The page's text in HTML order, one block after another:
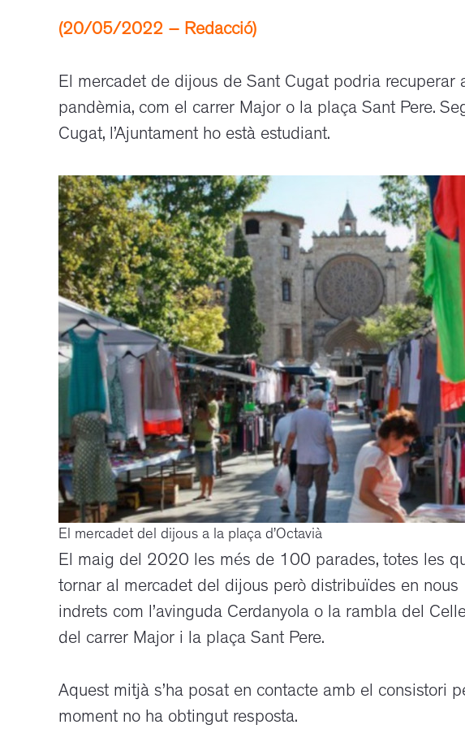
(20/05/2022 – Redacció)
El mercadet de dijous de Sant Cugat podria recuperar
pandèmia, com el carrer Major o la plaça Sant Pere.
Cugat, l’Ajuntament ho està estudiant.
El mercadet del dijous a la plaça d’Octavià
El maig del 2020 les més de 100 parades, totes les
tornar al mercadet del dijous però distribuïdes en nous
indrets com l’avinguda Cerdanyola o la rambla del
del carrer Major i la plaça Sant Pere.
Aquest mitjà s’ha posat en contacte amb el consistori
moment no ha obtingut resposta.